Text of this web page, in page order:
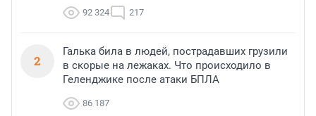
92 324 217
2
Галька била в людей, пострадавших грузили
в скорые на лежаках. Что происходило в
Геленджике после атаки БПЛА
86 187